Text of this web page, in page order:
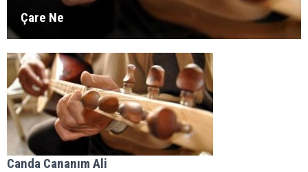
Çare Ne
Canda Cananım Ali